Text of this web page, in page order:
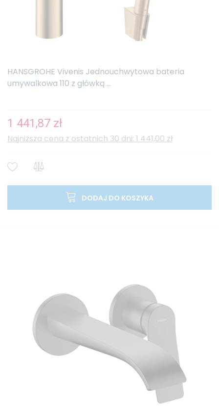
HANSGROHE Vivenis Jednouchwytowa bateria
umywalkowa 110 z główką ...
1 441,87 zł
Najniższa cena z ostatnich 30 dni: 1 441,00 zł
DODAJ DO KOSZYKA